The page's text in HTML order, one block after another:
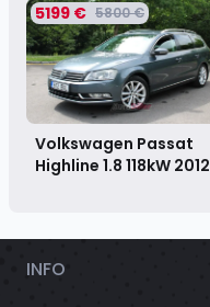
5199 € 5800 €
Volkswagen Passat
Highline 1.8 118kW 2012
INFO